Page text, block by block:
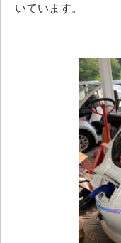
いています。